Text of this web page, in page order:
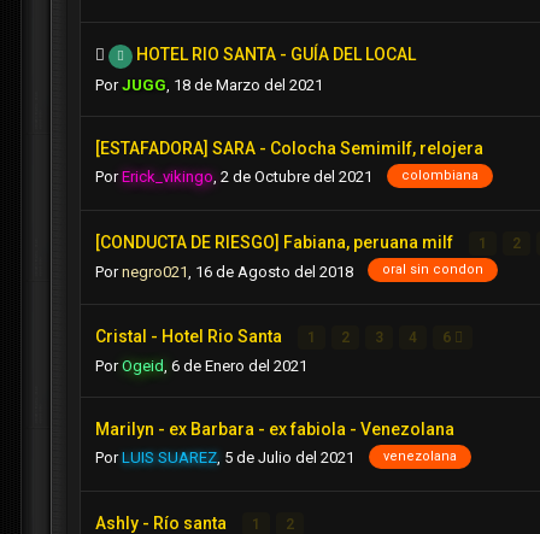
HOTEL RIO SANTA - GUÍA DEL LOCAL
PorJUGG, 18 de Marzo del 2021
[ESTAFADORA] SARA - Colocha Semimilf, relojera
PorErick_vikingo, 2 de Octubre del 2021 colombiana
[CONDUCTA DE RIESGO] Fabiana, peruana milf 1 2
Pornegro021 16 de Agosto del 2018 oral sin condon
Cristal - Hotel Rio Santa 1 2 3 4 6
PorOgeid, 6 de Enero del 2021
Marilyn - ex Barbara - ex fabiola - Venezolana
PorLUIS SUAREZ, 5 de Julio del 2021 venezolana
Ashly - Río santa 1 2